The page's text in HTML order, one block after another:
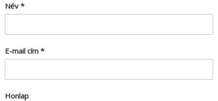
Név *
E-mail cím *
Honlap